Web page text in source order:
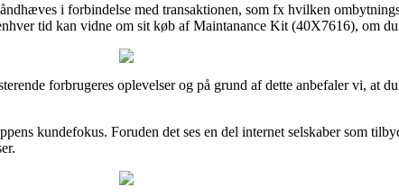
i forbindelse med transaktionen, som fx hvilken
tid kan vidne om sit køb af Maintanance Kit (40X7616), om
forbrugeres oplevelser og på grund af dette anbefaler vi, at
kundefokus. Foruden det ses en del internet selskaber som